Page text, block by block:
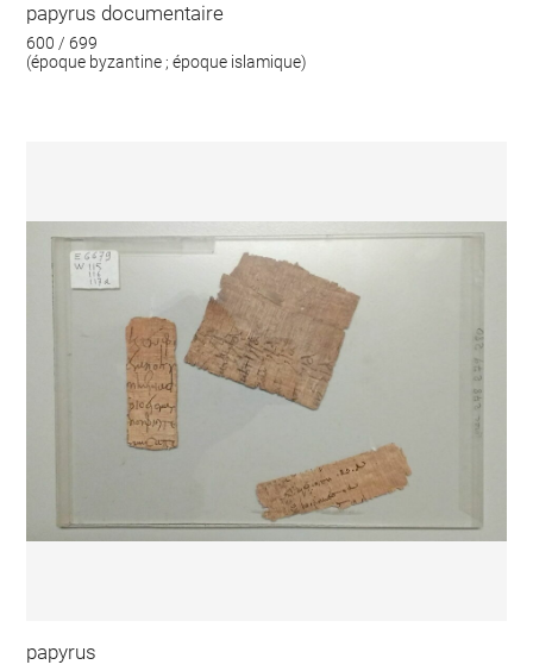
papyrus documentaire
600 / 699
(époque byzantine ; époque islamique)
papyrus